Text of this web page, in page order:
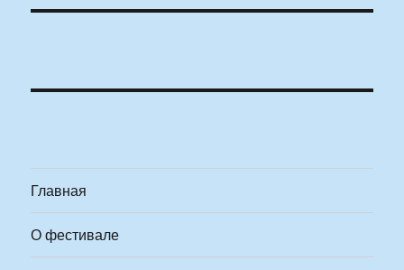
Главная
О фестивале